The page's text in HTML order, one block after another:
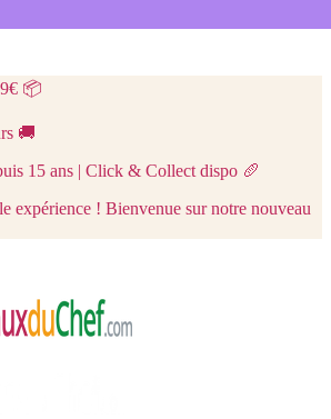
📦
🚚
15 ans | Click & Collect dispo 🥖
expérience ! Bienvenue sur notre nouveau